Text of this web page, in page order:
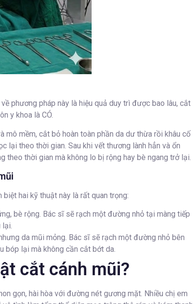
phương pháp này là hiệu quả duy trì được bao lâu, cắt
y khoa là CÓ.
mềm, cắt bỏ hoàn toàn phần da dư thừa rồi khâu cố
lại theo thời gian. Sau khi vết thương lành hẳn và ổn
theo thời gian mà không lo bị rộng hay bè ngang trở lại.
hai kỹ thuật này là rất quan trọng:
bè rộng. Bác sĩ sẽ rạch một đường nhỏ tại màng tiếp
lại.
da mũi mỏng. Bác sĩ sẽ rạch một đường nhỏ bên
bóp lại mà không cần cắt bớt da.
cắt cánh mũi?
gọn, hài hòa với đường nét gương mặt. Nhiều chị em